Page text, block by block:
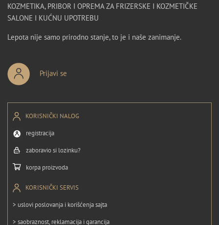
KOZMETIKA, PRIBOR I OPREMA ZA FRIZERSKE I KOZMETIČKE
SALONE I KUĆNU UPOTREBU
Lepota nije samo prirodno stanje, to je i naše zanimanje.
Prijavi se
KORISNIČKI NALOG
registracija
zaboravio si lozinku?
korpa proizvoda
KORISNIČKI SERVIS
> uslovi poslovanja i korišćenja sajta
> saobraznost, reklamacija i garancija